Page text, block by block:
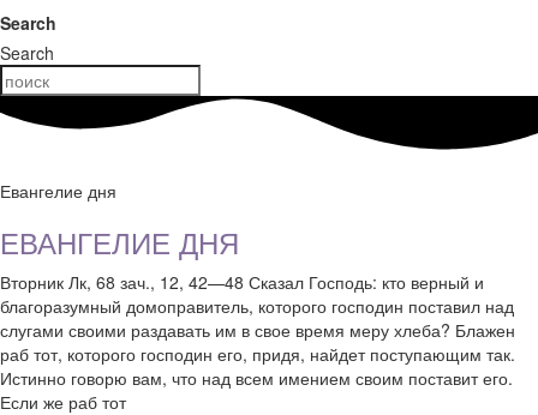
Search
Search
Евангелие дня
ЕВАНГЕЛИЕ ДНЯ
Вторник Лк, 68 зач., 12, 42—48 Сказал Господь: кто верный и
благоразумный домоправитель, которого господин поставил над
слугами своими раздавать им в свое время меру хлеба? Блажен
раб тот, которого господин его, придя, найдет поступающим так.
Истинно говорю вам, что над всем имением своим поставит его.
Если же раб тот